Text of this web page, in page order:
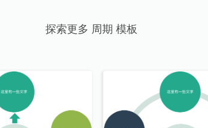
探索更多 周期 模板